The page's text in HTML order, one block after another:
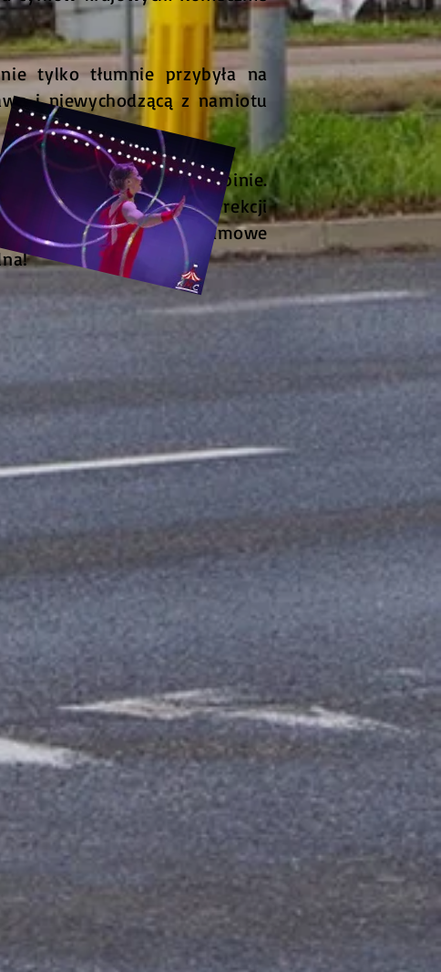
tylko tłumnie przybyła na
i niewychodzącą z namiotu
rozmowy oraz opinie.
Artystom oraz dyrekcji
mocny, materiały reklamowe